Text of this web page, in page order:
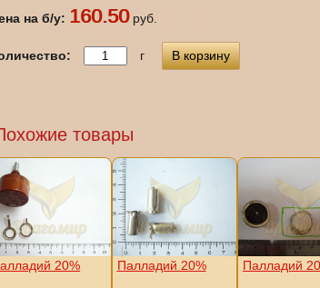
на б/у: 160.50руб.
г В корзину
товары
20% Палладий 20% Палладий